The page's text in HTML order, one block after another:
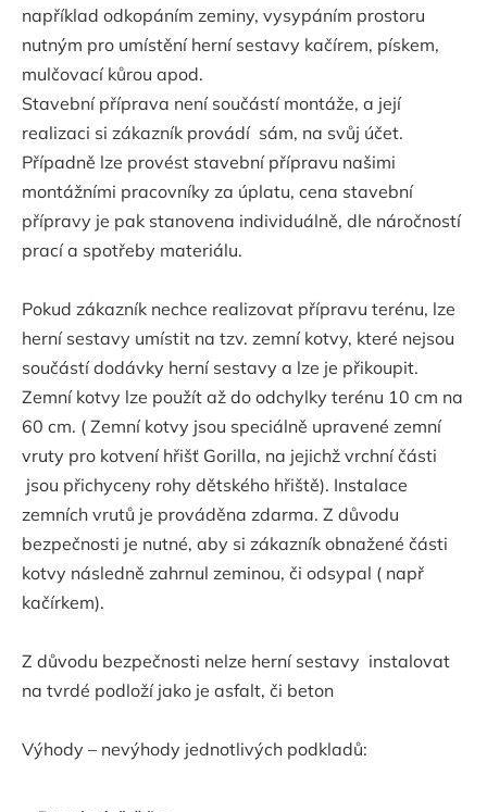
například odkopáním zeminy, vysypáním prostoru
nutným pro umístění herní sestavy kačírem, pískem,
mulčovací kůrou apod.
Stavební příprava není součástí montáže, a její
realizaci si zákazník provádí sám, na svůj účet.
Případně lze provést stavební přípravu našimi
montážními pracovníky za úplatu, cena stavební
přípravy je pak stanovena individuálně, dle náročností
prací a spotřeby materiálu.
Pokud zákazník nechce realizovat přípravu terénu, lze
herní sestavy umístit na tzv. zemní kotvy, které nejsou
součástí dodávky herní sestavy a lze je přikoupit.
Zemní kotvy lze použít až do odchylky terénu 10 cm na
60 cm. ( Zemní kotvy jsou speciálně upravené zemní
vruty pro kotvení hřišť Gorilla, na jejichž vrchní části
jsou přichyceny rohy dětského hřiště). Instalace
zemních vrutů je prováděna zdarma. Z důvodu
bezpečnosti je nutné, aby si zákazník obnažené části
kotvy následně zahrnul zeminou, či odsypal ( např
kačírkem).
Z důvodu bezpečnosti nelze herní sestavy instalovat
na tvrdé podloží jako je asfalt, či beton
Výhody – nevýhody jednotlivých podkladů: